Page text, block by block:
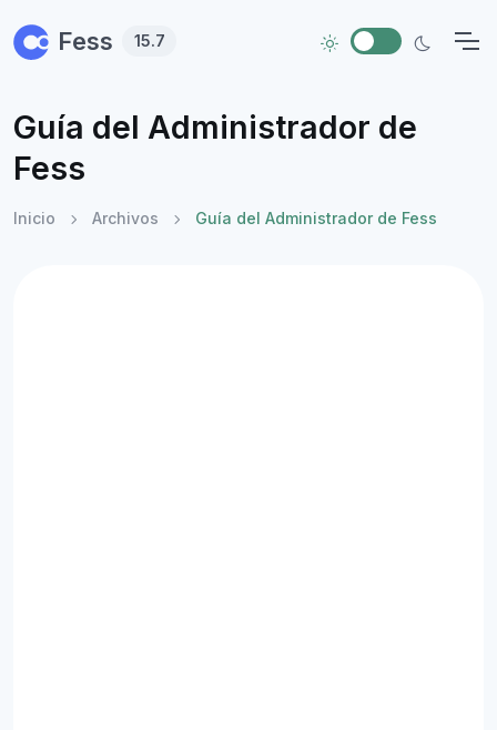
Fess 15.7
Guía del Administrador de
Fess
Inicio Archivos Guía del Administrador de Fess